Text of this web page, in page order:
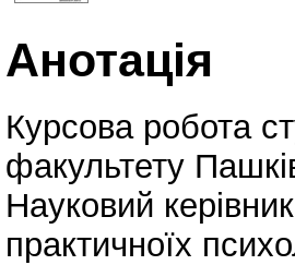
Анотація
Курсова робота
факультету
Науковий
практичноїх